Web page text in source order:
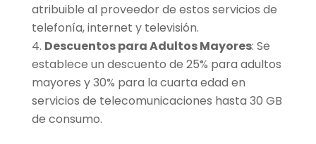
atribuible al proveedor de estos servicios de
telefonía, internet y televisión.
Descuentos para Adultos Mayores: Se
establece un descuento de 25% para adultos
mayores y 30% para la cuarta edad en
servicios de telecomunicaciones hasta 30 GB
de consumo.